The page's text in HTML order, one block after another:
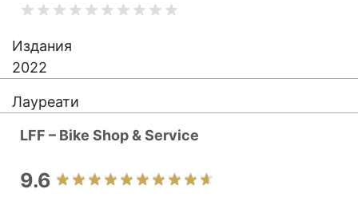
Издания
2022
Лауреати
LFF – Bike Shop & Service
9.6